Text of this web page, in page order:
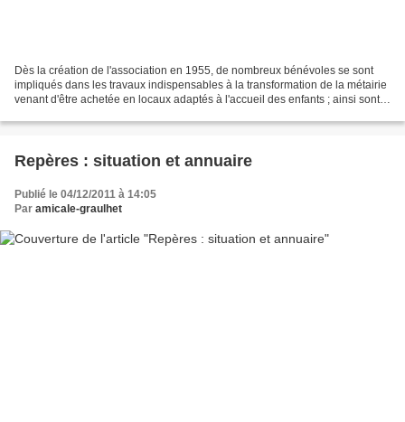
Dès la création de l'association en 1955, de nombreux bénévoles se sont
impliqués dans les travaux indispensables à la transformation de la métairie
venant d'être achetée en locaux adaptés à l'accueil des enfants ; ainsi sont
Repères : situation et annuaire
Publié le 04/12/2011 à 14:05
Par amicale-graulhet